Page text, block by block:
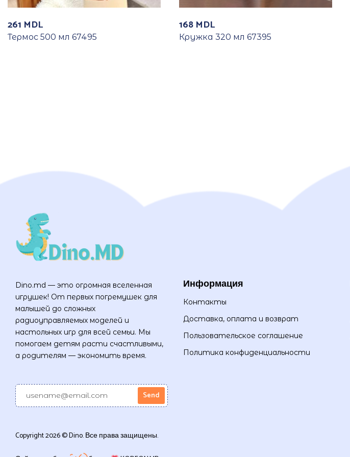
261 MDL
Термос 500 мл 67495
168 MDL
Кружка 320 мл 67395
Dino.md — это огромная вселенная
игрушек! От первых погремушек для
малышей до сложных
радиоуправляемых моделей и
настольных игр для всей семьи. Мы
помогаем детям расти счастливыми,
а родителям — экономить время.
Информация
Контакты
Доставка, оплата и возврат
Пользовательское соглашение
Политика конфиденциальности
Copyright 2026 © Dino. Все права защищены.